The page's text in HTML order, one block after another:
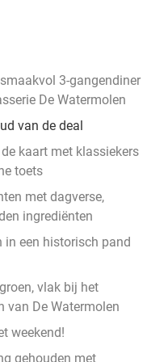
3-gangendiner
De Watermolen
van de deal
kaart met klassiekers
toets
met dagverse,
ingrediënten
in een historisch pand
vlak bij het
van De Watermolen
weekend!
gehouden met